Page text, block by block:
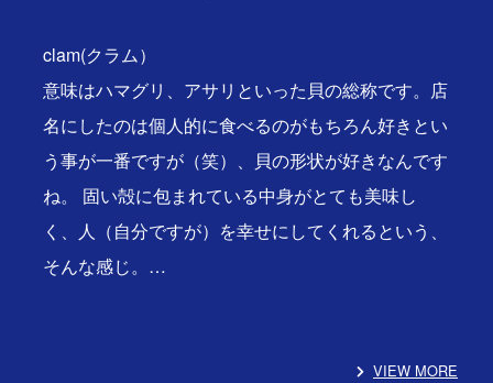
clam(クラム）
意味はハマグリ、アサリといった貝の総称です。店
名にしたのは個人的に食べるのがもちろん好きとい
う事が一番ですが（笑）、貝の形状が好きなんです
ね。 固い殻に包まれている中身がとても美味し
く、人（自分ですが）を幸せにしてくれるという、
そんな感じ。…
VIEW MORE